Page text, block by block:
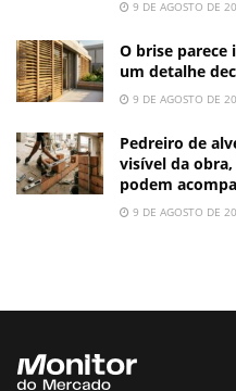
9 DE AGOSTO DE
O brise parece
um detalhe
9 DE AGOSTO DE
Pedreiro de
visível da
podem
9 DE AGOSTO DE